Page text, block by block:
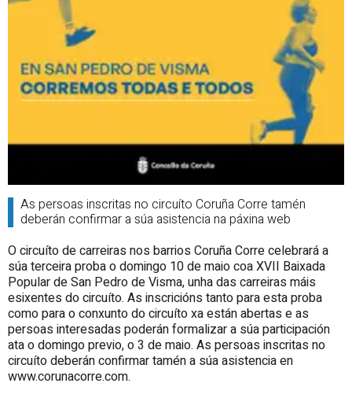
As persoas inscritas no circuíto Coruña Corre tamén
deberán confirmar a súa asistencia na páxina web
O circuíto de carreiras nos barrios Coruña Corre celebrará a
súa terceira proba o domingo 10 de maio coa XVII Baixada
Popular de San Pedro de Visma, unha das carreiras máis
esixentes do circuíto. As inscricións tanto para esta proba
como para o conxunto do circuíto xa están abertas e as
persoas interesadas poderán formalizar a súa participación
ata o domingo previo, o 3 de maio. As persoas inscritas no
circuíto deberán confirmar tamén a súa asistencia en
www.corunacorre.com.